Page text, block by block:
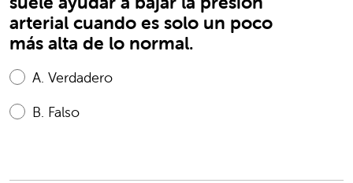
arterial cuando es solo un poco
más alta de lo normal.
A. Verdadero
B. Falso